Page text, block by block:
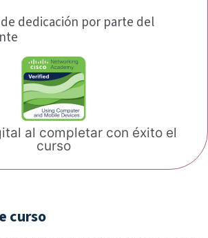
dedicación por parte del
al completar con éxito el
curso
curso